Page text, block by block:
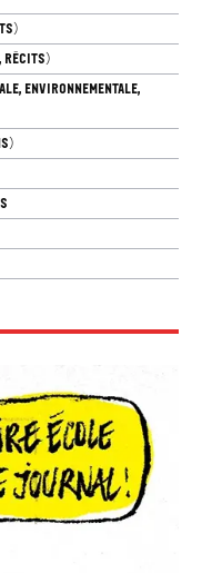
RÉCITS)
ENVIRONNEMENTALE,